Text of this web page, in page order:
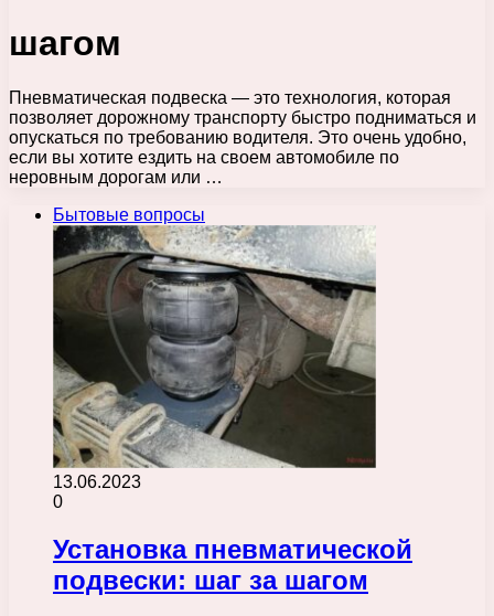
шагом
Пневматическая подвеска — это технология, которая
позволяет дорожному транспорту быстро подниматься и
опускаться по требованию водителя. Это очень удобно,
если вы хотите ездить на своем автомобиле по
неровным дорогам или …
Бытовые вопросы
13.06.2023
0
Установка пневматической
подвески: шаг за шагом